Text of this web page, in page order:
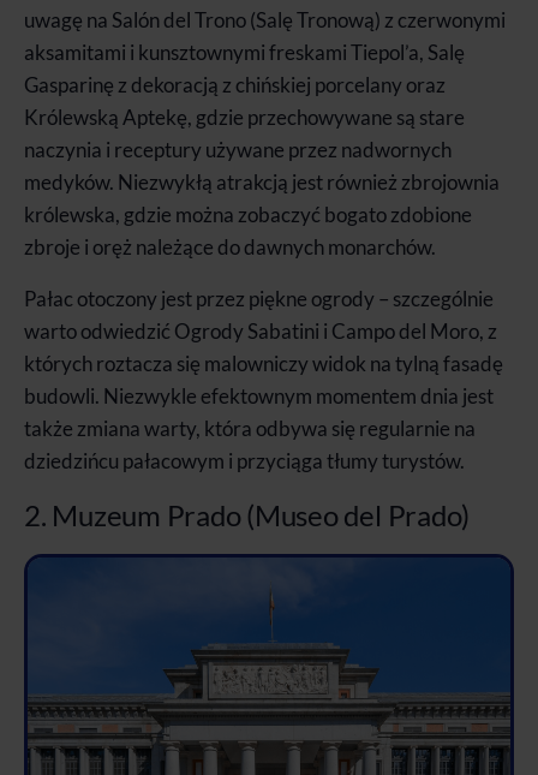
uwagę na Salón del Trono (Salę Tronową) z czerwonymi
aksamitami i kunsztownymi freskami Tiepol’a, Salę
Gasparinę z dekoracją z chińskiej porcelany oraz
Królewską Aptekę, gdzie przechowywane są stare
naczynia i receptury używane przez nadwornych
medyków. Niezwykłą atrakcją jest również zbrojownia
królewska, gdzie można zobaczyć bogato zdobione
zbroje i oręż należące do dawnych monarchów.
Pałac otoczony jest przez piękne ogrody – szczególnie
warto odwiedzić Ogrody Sabatini i Campo del Moro, z
których roztacza się malowniczy widok na tylną fasadę
budowli. Niezwykle efektownym momentem dnia jest
także zmiana warty, która odbywa się regularnie na
dziedzińcu pałacowym i przyciąga tłumy turystów.
2. Muzeum Prado (Museo del Prado)